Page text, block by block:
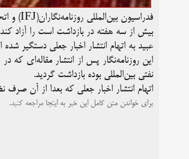
بیش از سه هفته در بازداشت است را آزاد
عبید به اتهام انتشار اخبار جعلی دستگیر
این روزنامه‌نگار پس از انتشار
نفتی بین‌المللی بوده بازداشت گردید.
اتهام انتشار اخبار جعلی که بعدا از آن
برای خواندن متن کامل این خبر بهاینجا مراجعه کنید.